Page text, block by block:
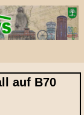
auf B70